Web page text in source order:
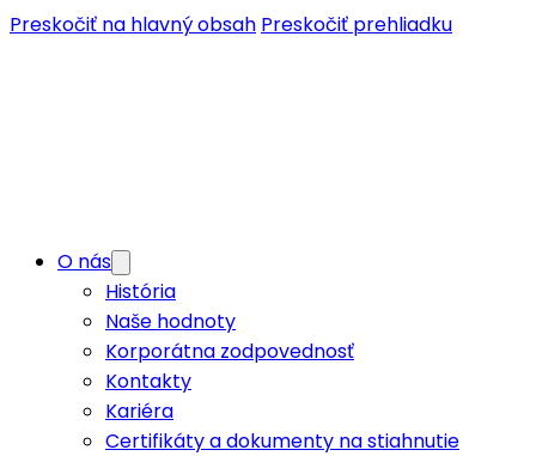
Preskočiť na hlavný obsah Preskočiť prehliadku
O nás
História
Naše hodnoty
Korporátna zodpovednosť
Kontakty
Kariéra
Certifikáty a dokumenty na stiahnutie